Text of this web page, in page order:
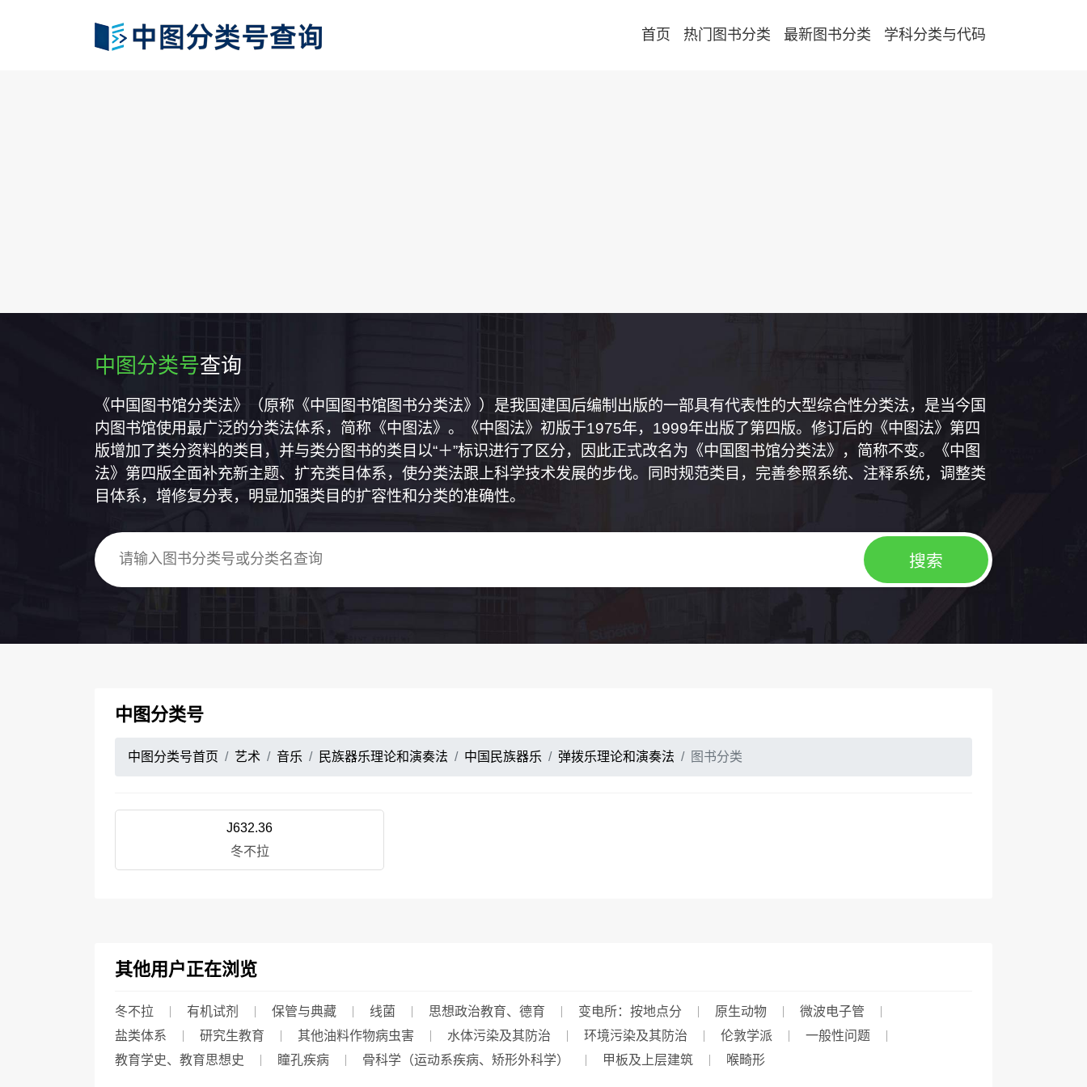
首页 热门图书分类 最新图书分类 学科分类与代码
中图分类号查询
《中国图书馆分类法》（原称《中国图书馆图书分类法》）是我国建国后编制出版的一部具有代表性的大型综合性分类法，是当今国
内图书馆使用最广泛的分类法体系，简称《中图法》。《中图法》初版于1975年，1999年出版了第四版。修订后的《中图法》第四
版增加了类分资料的类目，并与类分图书的类目以“＋”标识进行了区分，因此正式改名为《中国图书馆分类法》，简称不变。《中图
法》第四版全面补充新主题、扩充类目体系，使分类法跟上科学技术发展的步伐。同时规范类目，完善参照系统、注释系统，调整类
目体系，增修复分表，明显加强类目的扩容性和分类的准确性。
中图分类号
中图分类号首页 艺术 音乐 民族器乐理论和演奏法 中国民族器乐 弹拨乐理论和演奏法 图书分类
J632.36
冬不拉
其他用户正在浏览
冬不拉 有机试剂 保管与典藏 线菌 思想政治教育、德育 变电所：按地点分 原生动物
微波电子管
盐类体系
研究生教育 其他油料作物病虫害 水体污染及其防治 环境污染及其防治 伦敦学派
一般性问题
教育学史、教育思想史
瞳孔疾病 骨科学（运动系疾病、矫形外科学） 甲板及上层建筑 喉畸形